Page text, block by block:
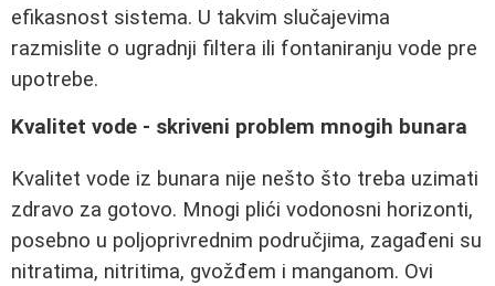
efikasnost sistema. U takvim slučajevima
razmislite o ugradnji filtera ili fontaniranju vode pre
upotrebe.
Kvalitet vode - skriveni problem mnogih bunara
Kvalitet vode iz bunara nije nešto što treba uzimati
zdravo za gotovo. Mnogi plići vodonosni horizonti,
posebno u poljoprivrednim područjima, zagađeni su
nitratima, nitritima, gvožđem i manganom. Ovi